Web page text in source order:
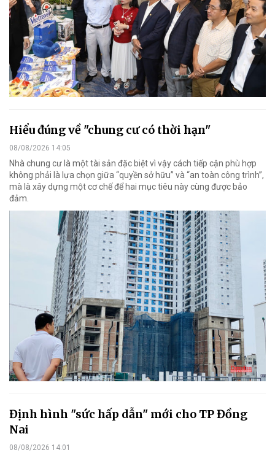
Hiểu đúng về "chung cư có thời hạn"
08/08/2026 14:05
Nhà chung cư là một tài sản đặc biệt vì vậy cách tiếp cận phù hợp
không phải là lựa chọn giữa “quyền sở hữu” và “an toàn công trình”,
mà là xây dựng một cơ chế để hai mục tiêu này cùng được bảo
đảm.
Định hình "sức hấp dẫn" mới cho TP Đồng
Nai
08/08/2026 14:01